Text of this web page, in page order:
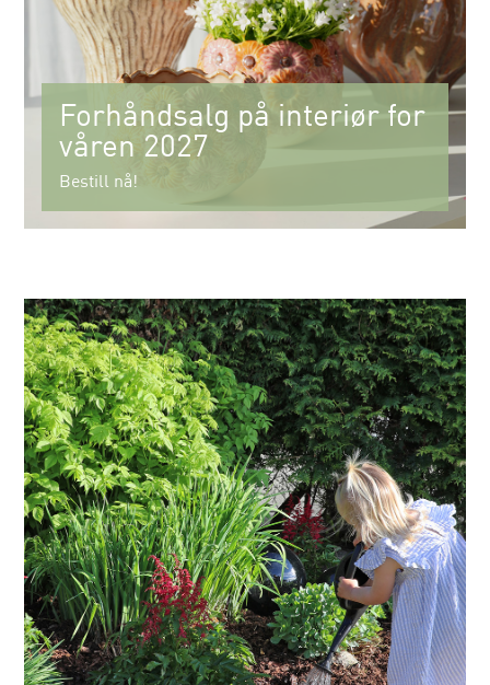
Forhåndsalg på interiør for
våren 2027
Bestill nå!